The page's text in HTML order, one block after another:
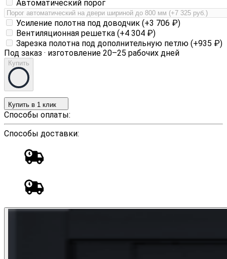
Автоматический порог
Усиление полотна под доводчик (+3 706 ₽)
Вентиляционная решетка (+4 304 ₽)
Зарезка полотна под дополнительную петлю (+935 ₽)
Под заказ · изготовление 20–25 рабочих дней
Купить
Купить в 1 клик
Способы оплаты:
Способы доставки: